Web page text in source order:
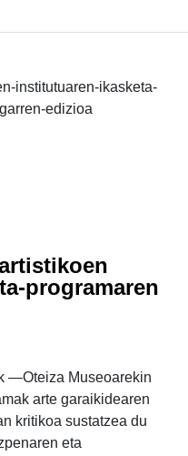
programaren
—Oteiza Museoarekin
arte garaikidearen
kritikoa sustatzea du
eta